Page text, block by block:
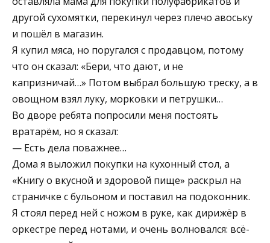
другой сухомятки, перекинул через плечо авоську
и пошёл в магазин.
Я купил мяса, но поругался с продавцом, потому
что он сказал: «Бери, что дают, и не
капризничай…» Потом выбрал большую треску, а в
овощном взял луку, морковки и петрушки…
Во дворе ребята попросили меня постоять
вратарём, но я сказал:
— Есть дела поважнее…
Дома я выложил покупки на кухонный стол, а
«Книгу о вкусной и здоровой пище» раскрыл на
страничке с бульоном и поставил на подоконник.
Я стоял перед ней с ножом в руке, как дирижёр в
оркестре перед нотами, и очень волновался: всё-